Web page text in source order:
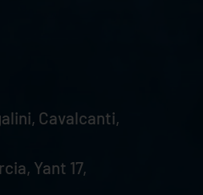
Cavalcanti,
Yant 17,